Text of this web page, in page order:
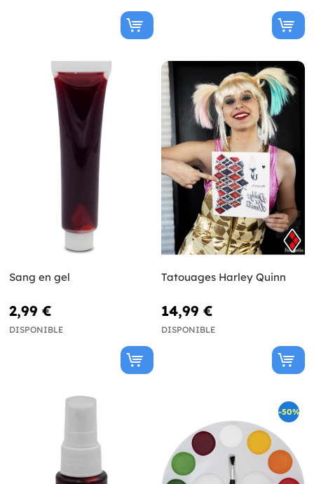
Sang en gel
2,99 €
DISPONIBLE
Tatouages Harley Quinn
14,99 €
DISPONIBLE
-50%